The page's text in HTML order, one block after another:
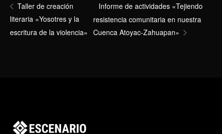
Taller de creación
literaria «Yosotres y la
escritura de la violencia»
Informe de actividades «Tejiendo
resistencia comunitaria en nuestra
Cuenca Atoyac-Zahuapan»